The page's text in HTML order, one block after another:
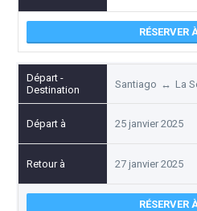
RÉSERVER
Santiago ↔ La
25 janvier 2025
27 janvier 2025
RÉSERVER